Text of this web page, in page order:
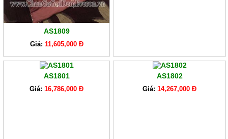
AS1809
Giá: 11,605,000 Đ
AS1801
Giá: 16,786,000 Đ
AS1802
Giá: 14,267,000 Đ